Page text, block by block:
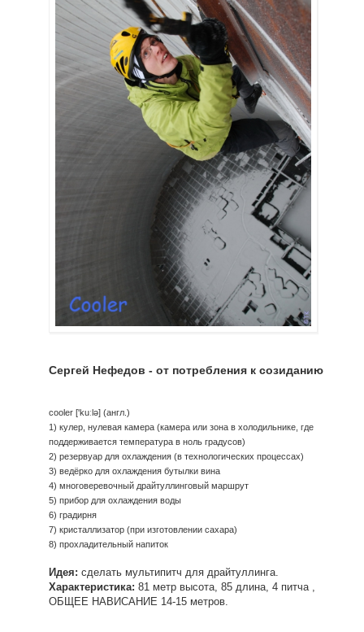
Сергей Нефедов - от потребления к созиданию
cooler ['kuːlə] (англ.)
1) кулер, нулевая камера (камера или зона в холодильнике, где
поддерживается температура в ноль градусов)
2) резервуар для охлаждения (в технологических процессах)
3) ведёрко для охлаждения бутылки вина
4) многоверевочный драйтуллинговый маршрут
5) прибор для охлаждения воды
6) градирня
7) кристаллизатор (при изготовлении сахара)
8) прохладительный напиток
Идея: сделать мультипитч для драйтуллинга.
Характеристика: 81 метр высота, 85 длина, 4 питча ,
ОБЩЕЕ НАВИСАНИЕ 14-15 метров.